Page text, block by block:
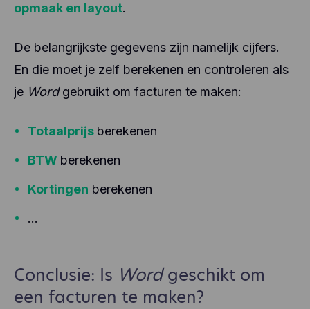
opmaak en layout.
De belangrijkste gegevens zijn namelijk cijfers.
En die moet je zelf berekenen en controleren als
je Wordgebruikt om facturen te maken:
Totaalprijs berekenen
BTW berekenen
Kortingen berekenen
...
Conclusie: Is Wordgeschikt om
een facturen te maken?